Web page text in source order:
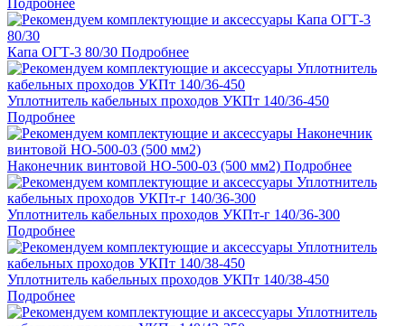
Подробнее
Капа ОГТ-3 80/30 Подробнее
Уплотнитель кабельных проходов УКПт 140/36-450
Подробнее
Наконечник винтовой НО-500-03 (500 мм2) Подробнее
Уплотнитель кабельных проходов УКПт-г 140/36-300
Подробнее
Уплотнитель кабельных проходов УКПт 140/38-450
Подробнее